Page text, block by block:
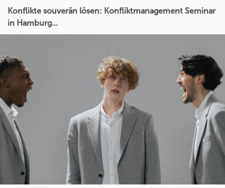
Konflikte souverän lösen: Konfliktmanagement Seminar
in Hamburg...